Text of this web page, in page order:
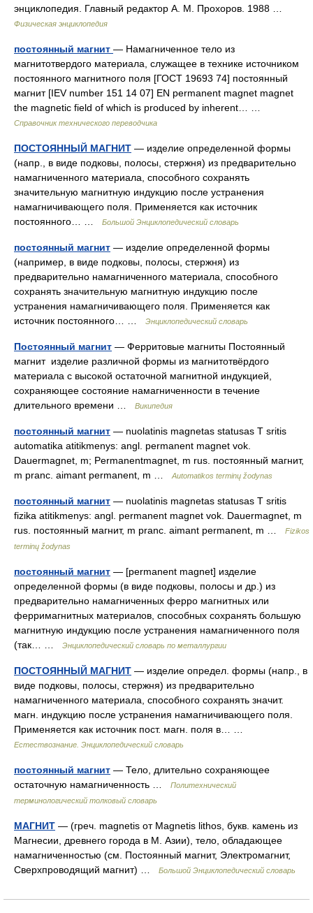
энциклопедия. Главный редактор А. М. Прохоров. 1988 …
Физическая энциклопедия
постоянный магнит — Намагниченное тело из
магнитотвердого материала, служащее в технике источником
постоянного магнитного поля [ГОСТ 19693 74] постоянный
магнит [IEV number 151 14 07] EN permanent magnet magnet
the magnetic field of which is produced by inherent… …
Справочник технического переводчика
ПОСТОЯННЫЙ МАГНИТ — изделие определенной формы
(напр., в виде подковы, полосы, стержня) из предварительно
намагниченного материала, способного сохранять
значительную магнитную индукцию после устранения
намагничивающего поля. Применяется как источник
постоянного… …
Большой Энциклопедический словарь
постоянный магнит — изделие определенной формы
(например, в виде подковы, полосы, стержня) из
предварительно намагниченного материала, способного
сохранять значительную магнитную индукцию после
устранения намагничивающего поля. Применяется как
источник постоянного… …
Энциклопедический словарь
Постоянный магнит — Ферритовые магниты Постоянный
магнит изделие различной формы из магнитотвёрдого
материала с высокой остаточной магнитной индукцией,
сохраняющее состояние намагниченности в течение
длительного времени …
Википедия
постоянный магнит — nuolatinis magnetas statusas T sritis
automatika atitikmenys: angl. permanent magnet vok.
Dauermagnet, m; Permanentmagnet, m rus. постоянный магнит,
m pranc. aimant permanent, m …
Automatikos terminų žodynas
постоянный магнит — nuolatinis magnetas statusas T sritis
fizika atitikmenys: angl. permanent magnet vok. Dauermagnet, m
rus. постоянный магнит, m pranc. aimant permanent, m …
Fizikos
terminų žodynas
постоянный магнит — [permanent magnet] изделие
определенной формы (в виде подковы, полосы и др.) из
предварительно намагниченных ферро магнитных или
ферримагнитных материалов, способных сохранять большую
магнитную индукцию после устранения намагниченного поля
(так… …
Энциклопедический словарь по металлургии
ПОСТОЯННЫЙ МАГНИТ — изделие определ. формы (напр., в
виде подковы, полосы, стержня) из предварительно
намагниченного материала, способного сохранять значит.
магн. индукцию после устранения намагничивающего поля.
Применяется как источник пост. магн. поля в… …
Естествознание. Энциклопедический словарь
постоянный магнит — Тело, длительно сохраняющее
остаточную намагниченность …
Политехнический
терминологический толковый словарь
МАГНИТ — (греч. magnetis от Magnetis lithos, букв. камень из
Магнесии, древнего города в М. Азии), тело, обладающее
намагниченностью (см. Постоянный магнит, Электромагнит,
Сверхпроводящий магнит) …
Большой Энциклопедический словарь